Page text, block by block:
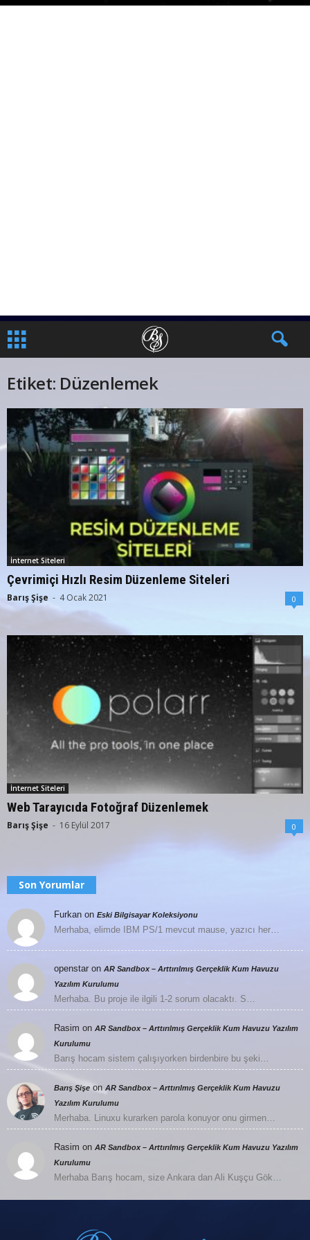
Etiket: Düzenlemek
İnternet Siteleri
Çevrimiçi Hızlı Resim Düzenleme Siteleri
Barış Şişe - 4 Ocak 2021 0
İnternet Siteleri
Web Tarayıcıda Fotoğraf Düzenlemek
Barış Şişe - 16 Eylül 2017 0
Son Yorumlar
Furkan on Eski Bilgisayar Koleksiyonu
Merhaba, elimde IBM PS/1 mevcut mause, yazıcı her…
openstar on AR Sandbox – Arttırılmış Gerçeklik Kum Havuzu
Yazılım Kurulumu
Merhaba. Bu proje ile ilgili 1-2 sorum olacaktı. S…
Rasim on AR Sandbox – Arttırılmış Gerçeklik Kum Havuzu Yazılım
Kurulumu
Barış hocam sistem çalışıyorken birdenbire bu şeki…
Barış Şişe on AR Sandbox – Arttırılmış Gerçeklik Kum Havuzu
Yazılım Kurulumu
Merhaba. Linuxu kurarken parola konuyor onu girmen…
Rasim on AR Sandbox – Arttırılmış Gerçeklik Kum Havuzu Yazılım
Kurulumu
Merhaba Barış hocam, size Ankara dan Ali Kuşçu Gök…